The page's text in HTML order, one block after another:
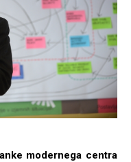
modernega centra